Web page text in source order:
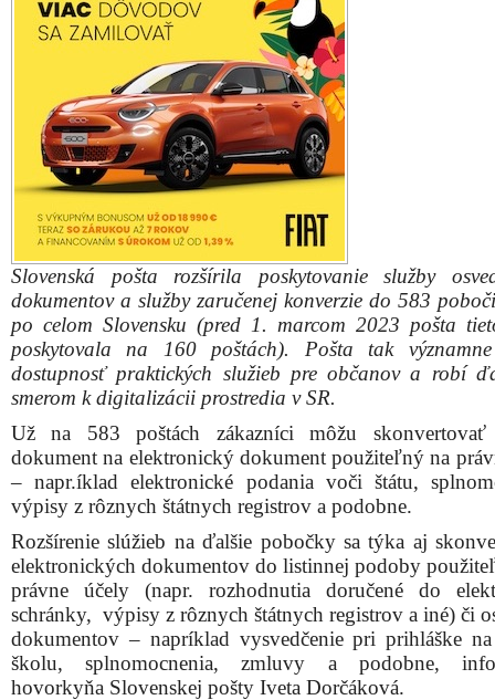
Slovenská pošta rozšírila poskytovanie služby
dokumentov a služby zaručenej konverzie do 583
po celom Slovensku (pred 1. marcom 2023 pošta
poskytovala na 160 poštách). Pošta tak významne
dostupnosť praktických služieb pre občanov a robí
smerom k digitalizácii prostredia v SR.
Už na 583 poštách zákazníci môžu
dokument na elektronický dokument použiteľný na
– napr.íklad elektronické podania voči štátu,
výpisy z rôznych štátnych registrov a podobne.
Rozšírenie slúžieb na ďalšie pobočky sa týka aj
elektronických dokumentov do listinnej podoby
právne účely (napr. rozhodnutia doručené do
schránky, výpisy z rôznych štátnych registrov a iné) či
dokumentov – napríklad vysvedčenie pri prihláške
školu, splnomocnenia, zmluvy a podobne,
hovorkyňa Slovenskej pošty Iveta Dorčáková.